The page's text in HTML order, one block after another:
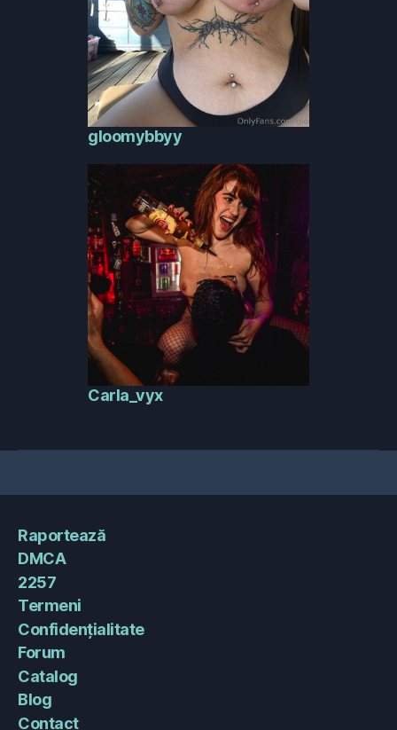
gloomybbyy
Carla_vyx
Raportează
DMCA
2257
Termeni
Confidențialitate
Forum
Catalog
Blog
Contact